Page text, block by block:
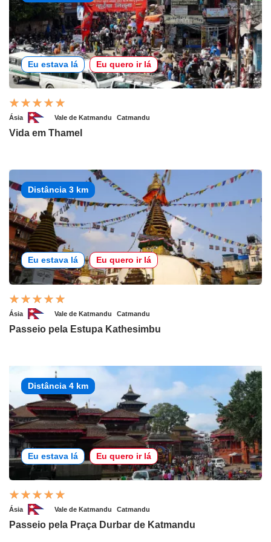
Eu estava lá Eu quero ir lá
Ásia Vale de Katmandu Catmandu
Vida em Thamel
Distância 3 km
Eu estava lá Eu quero ir lá
Ásia Vale de Katmandu Catmandu
Passeio pela Estupa Kathesimbu
Distância 4 km
Eu estava lá Eu quero ir lá
Ásia Vale de Katmandu Catmandu
Passeio pela Praça Durbar de Katmandu